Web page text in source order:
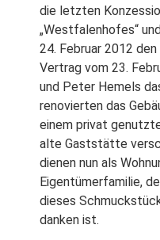
die letzten
„Westfalenhofes“
24. Februar 2012
Vertrag vom 23.
und Peter Hemels
renovierten das
einem privat
alte Gaststätte
dienen nun als
Eigentümerfamilie,
dieses
danken ist.